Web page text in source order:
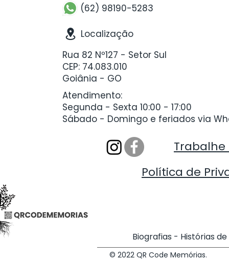
(62) 98190-5283
Localização
Rua 82 Nº127 - Setor Sul
CEP: 74.083.010
Goiânia - GO
Atendimento:
Segunda - Sexta 10:00 - 17:00
Sábado - Domingo e feriados via
Trabalhe
Política de
© 2022 QR Code Memórias.
Biografias - Histórias